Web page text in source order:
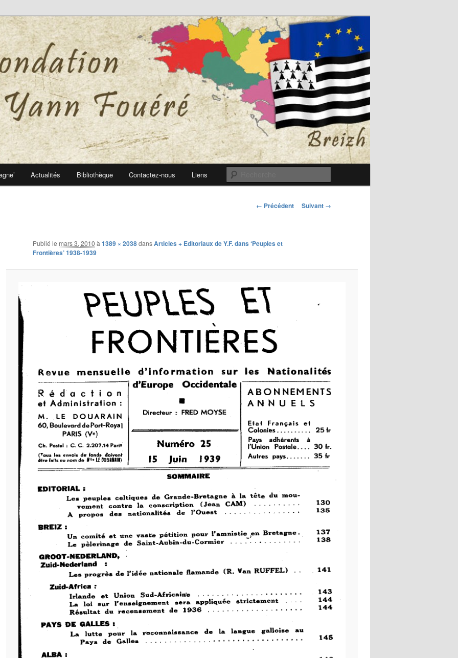
Fouéré
Fouéré
Actualités Bibliothèque Contactez-nous Liens
Navigation
← Précédent Suivant →
Publié le mars 3, 2010 à 1389 × 2038dansArticles + Editoriaux de Y.F. dans ‘Peuples et
Frontières’ 1938-1939